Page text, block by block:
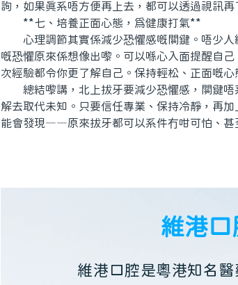
詢，如果真系唔方便再上去，都可以透過視訊再
**七、培養正面心態，爲健康打氣**
心理調節其實係減少恐懼感嘅關鍵。唔少人
嘅恐懼原來係想像出嚟。可以喺心入面提醒自
次經驗都令你更了解自己。保持輕松、正面嘅
總結嚟講，北上拔牙要減少恐懼感，關鍵唔
解去取代未知。只要信任專業、保持冷靜，再
能會發現——原來拔牙都可以系件冇咁可怕、甚
維港
維港口腔是粵港知名